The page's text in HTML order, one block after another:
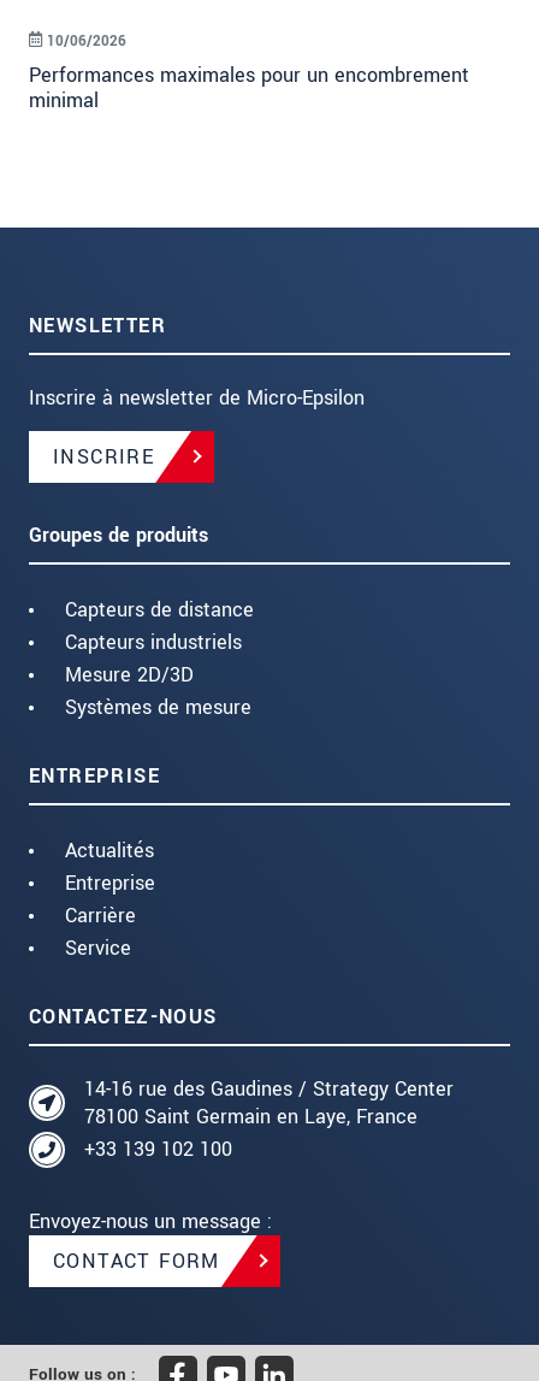
Performances maximales pour un encombrement
minimal
10/06/2026
NEWSLETTER
Inscrire à newsletter de Micro-Epsilon
INSCRIRE
Groupes de produits
Capteurs de distance
Capteurs industriels
Mesure 2D/3D
Systèmes de mesure
ENTREPRISE
Actualités
Entreprise
Carrière
Service
CONTACTEZ-NOUS
14-16 rue des Gaudines / Strategy Center
78100 Saint Germain en Laye, France
+33 139 102 100
Envoyez-nous un message :
CONTACT FORM
Follow us on :